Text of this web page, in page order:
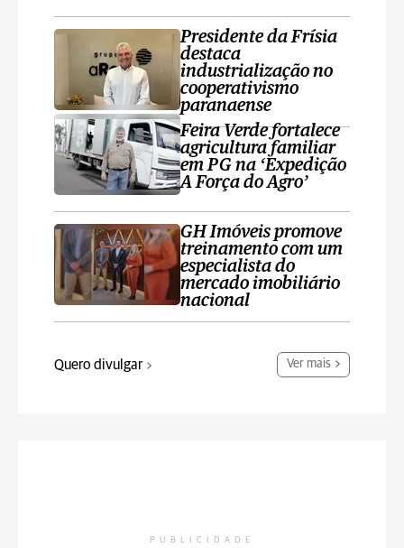
Presidente da Frísia
destaca
industrialização no
cooperativismo
paranaense
Feira Verde fortalece
agricultura familiar
em PG na ‘Expedição
A Força do Agro’
GH Imóveis promove
treinamento com um
especialista do
mercado imobiliário
nacional
Quero divulgar Ver mais
PUBLICIDADE